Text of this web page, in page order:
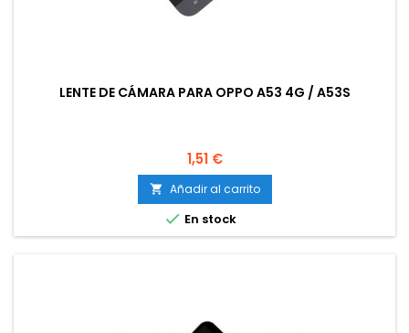
LENTE DE CÁMARA PARA OPPO A53 4G / A53S
Precio
1,51 €
 Añadir al carrito
 En stock